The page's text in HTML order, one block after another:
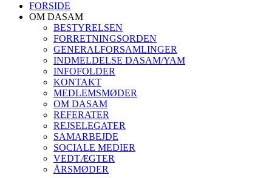
FORSIDE
OM DASAM
BESTYRELSEN
FORRETNINGSORDEN
GENERALFORSAMLINGER
INDMELDELSE DASAM/YAM
INFOFOLDER
KONTAKT
MEDLEMSMØDER
OM DASAM
REFERATER
REJSELEGATER
SAMARBEJDE
SOCIALE MEDIER
VEDTÆGTER
ÅRSMØDER